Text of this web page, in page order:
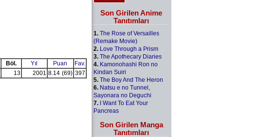
Böl. Yıl Puan
Fav.
13 2001 8.14 (69) 397
Son Girilen Anime
Tanıtımları
1. The Rose of Versailles
(Remake Movie)
2. Love Through a Prism
3. The Apothecary Diaries
4. Kamonohashi Ron no
Kindan Suiri
5. The Boy And The Heron
6. Natsu e no Tunnel,
Sayonara no Deguchi
7. I Want To Eat Your
Pancreas
Son Girilen Manga
Tanıtımları